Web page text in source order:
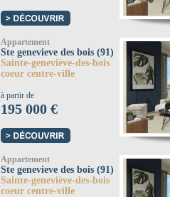
Appartement
Ste genevieve des bois (91)
Sainte-geneviève-des-bois
coeur centre-ville
à partir de
195 000 €
Appartement
Ste genevieve des bois (91)
Sainte-geneviève-des-bois
coeur centre-ville